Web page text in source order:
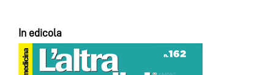
In edicola